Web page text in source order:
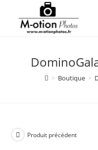
content
> Boutique >
Produit précédent